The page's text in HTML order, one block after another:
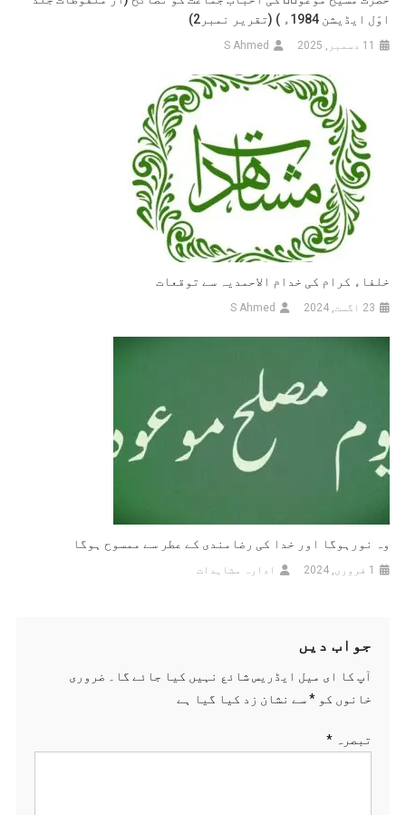
اوّل ایڈیشن 1984ء ) (تقریر نمبر2)
11 دسمبر, 2025 S Ahmed
خلفاء کرام کی خدام الاحمدیہ سے توقعات
23 اگست, 2024 S Ahmed
وہ نورہوگا اور خدا کی رضامندی کے عطر سے ممسوح ہوگا
1 فروری, 2024 ادارہ مشاہدات
جواب دیں
آپ کا ای میل ایڈریس شائع نہیں کیا جائے گا۔
ضروری
خانوں کو *سے نشان زد کیا گیا ہے
تبصرہ *